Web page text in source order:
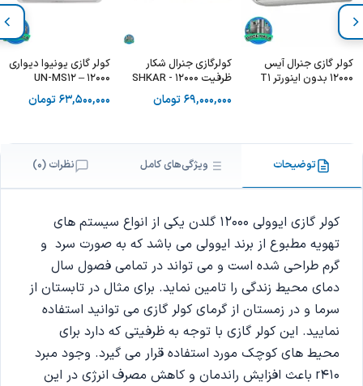
کولر گازی جنرال آیس
12000 بدون اینورتر T1
کولرگازی جنرال شکار
ظرفیت 12000 - SHKAR
GENERAL GNRR-12GR
AA-O
69,000,000تومان
کولر گازی یونیوا دیواری
12000 – UN-MS12
ULTRA 12000BTU T3
63,500,000تومان
توضیحات ویژگی‌های کامل نظرات (0)
کولر گازی ایوولی 12000 گلدن یکی از انواع سیستم های
تهویه مطبوع از برند ایوولی می باشد که به صورت سرد و
گرم طراحی شده است و می تواند در تمامی فصول سال
دمای محیط زندگی را تامین نماید. برای مثال در تابستان از
سرما و در زمستان از گرمای کولر گازی می توانید استفاده
نمایید. این کولر گازی با توجه به ظرفیتی که دارد برای
محیط های کوچک مورد استفاده قرار می گیرد. وجود مبرد
r410 باعث افزایش راندمان و کاهش مصرف انرژی در این